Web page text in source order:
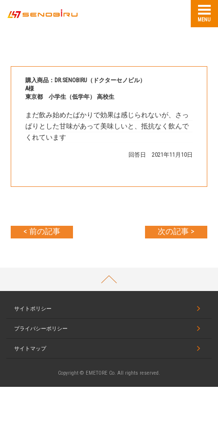
MENU
購入商品：DR.SENOBIRU（ドクターセノビル）
A様
東京都 小学生（低学年） 高校生
まだ飲み始めたばかりで効果は感じられないが、さっ
ぱりとした甘味があって美味しいと、抵抗なく飲んで
くれています
回答日 2021年11月10日
< 前の記事 次の記事 >
サイトポリシー
プライバシーポリシー
サイトマップ
Copyright © EMETORE Co. All rights reserved.